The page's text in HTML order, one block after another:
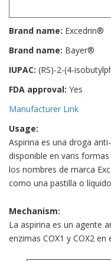
Brand name: Excedrin®
Brand name: Bayer®
IUPAC: (RS)-2-(4-
FDA approval: Yes
Manufacturer Link
Usage:
Aspirina es una droga
disponible en varis formas
los nombres de marca
como una pastilla o
Mechanism:
La aspirina es un agente
enzimas COX1 y COX2